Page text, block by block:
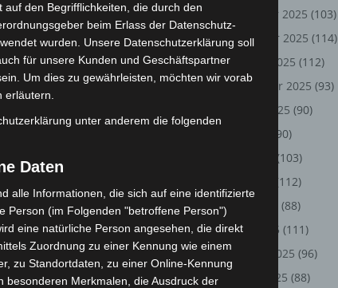
und der Akkon-
– sowohl für
Katastrophenschutz. Auf
Einsatzszenarien eintauchen.
und
Einsatzmittel für die
(ATV), Utility Task
Fahrzeuge sind
ausgelegt.
Dezember 2025 (103)
November 2025 (114)
Oktober 2025 (112)
September 2025 (93)
August 2025 (90)
(90)
(103)
(112)
April 2025
(88)
März 2025 (111)
Februar 2025 (96)
Januar 2025 (88)
den Begrifflichkeiten, die durch den
beim Erlass der Datenschutz-
wurden. Unsere Datenschutzerklärung soll
für unsere Kunden und Geschäftspartner
Um dies zu gewährleisten, möchten wir vorab
erläutern.
unter anderem die folgenden
Daten
alle Informationen, die sich auf eine identifizierte
Person (im Folgenden "betroffene Person")
eine natürliche Person angesehen, die direkt
Zuordnung zu einer Kennung wie einem
zu Standortdaten, zu einer Online-Kennung
besonderen Merkmalen, die Ausdruck der